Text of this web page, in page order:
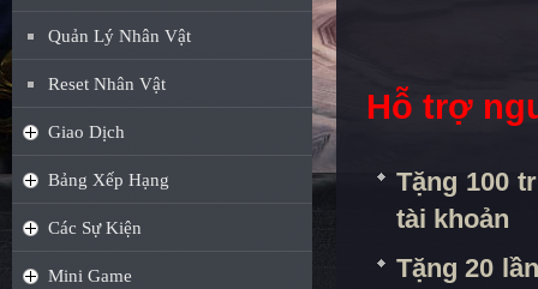
Quản Lý Nhân Vật
Reset Nhân Vật
Giao Dịch
Bảng Xếp Hạng
Các Sự Kiện
Mini Game
Hỗ trợ
Tặng 100
tài khoản
Tặng 20